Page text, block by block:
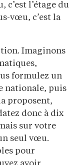
c’est l’étage du
vœu, c’est la
Imaginons
formulez un
nationale, puis
proposent,
donc à dix
sur votre
seul vœu.
pour